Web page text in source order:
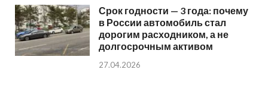
Срок годности — 3 года: почему
в России автомобиль стал
дорогим расходником, а не
долгосрочным активом
27.04.2026